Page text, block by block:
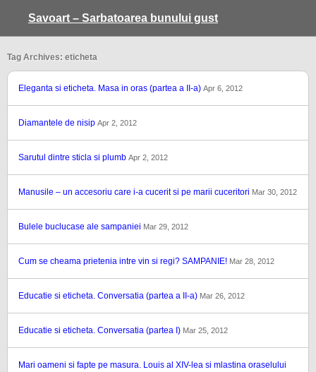
Savoart – Sarbatoarea bunului gust
Tag Archives: eticheta
Eleganta si eticheta. Masa in oras (partea a II-a) Apr 6, 2012
Diamantele de nisip Apr 2, 2012
Sarutul dintre sticla si plumb Apr 2, 2012
Manusile – un accesoriu care i-a cucerit si pe marii cuceritori Mar 30, 2012
Bulele buclucase ale sampaniei Mar 29, 2012
Cum se cheama prietenia intre vin si regi? SAMPANIE! Mar 28, 2012
Educatie si eticheta. Conversatia (partea a II-a) Mar 26, 2012
Educatie si eticheta. Conversatia (partea I) Mar 25, 2012
Mari oameni si fapte pe masura. Louis al XIV-lea si mlastina oraselului